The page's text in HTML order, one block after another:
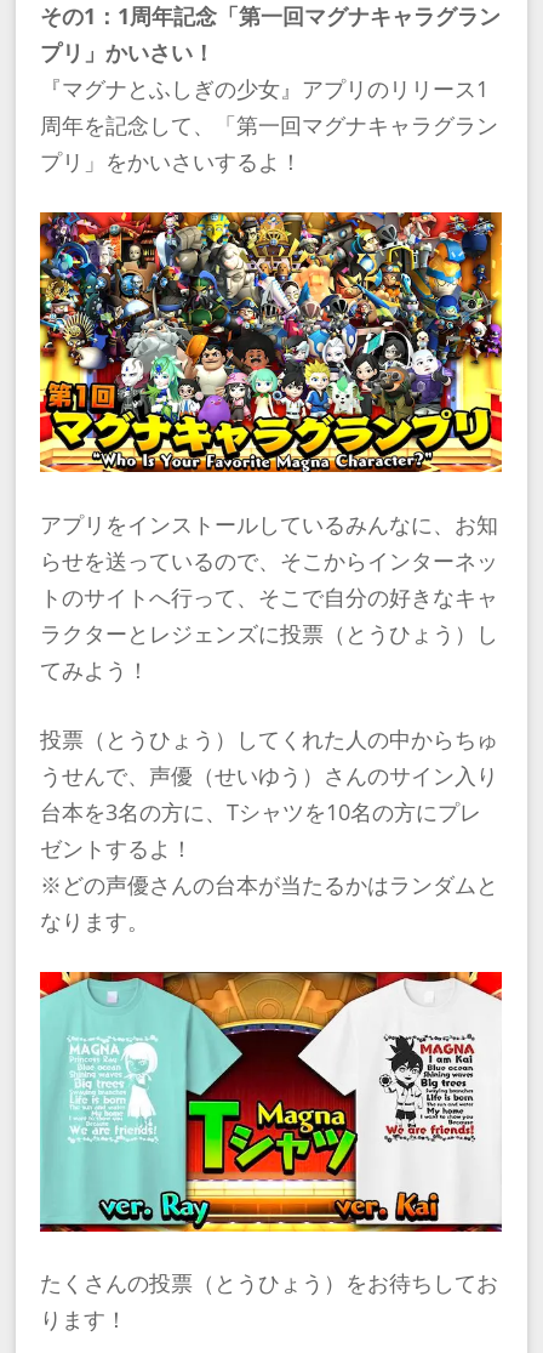
その1：1周年記念「第一回マグナキャラグラン
プリ」かいさい！
『マグナとふしぎの少女』アプリのリリース1
周年を記念して、「第一回マグナキャラグラン
プリ」をかいさいするよ！
アプリをインストールしているみんなに、お知
らせを送っているので、そこからインターネッ
トのサイトへ行って、そこで自分の好きなキャ
ラクターとレジェンズに投票（とうひょう）し
てみよう！
投票（とうひょう）してくれた人の中からちゅ
うせんで、声優（せいゆう）さんのサイン入り
台本を3名の方に、Tシャツを10名の方にプレ
ゼントするよ！
※どの声優さんの台本が当たるかはランダムと
なります。
たくさんの投票（とうひょう）をお待ちしてお
ります！